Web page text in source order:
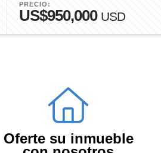
PRECIO:
US$950,000 USD
Oferte su inmueble